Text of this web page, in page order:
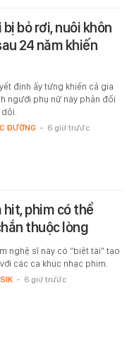
bỏ rơi, nuôi khôn
24 năm khiến
định ấy từng khiến cả gia
người phụ nữ này phản đối
ĐƯỜNG - 6 giờ trước
phim có thể
thuộc lòng
nghệ sĩ này có “biệt tài” tạo
các ca khúc nhạc phim.
- 6 giờ trước